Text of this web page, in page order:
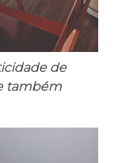
de
também